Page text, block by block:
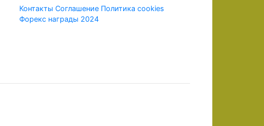
Контакты Соглашение Политика cookies
Форекс награды 2024